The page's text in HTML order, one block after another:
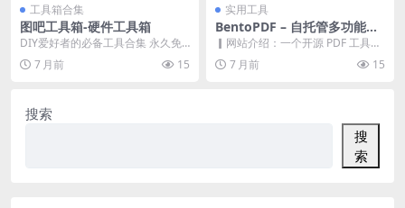
工具箱合集
图吧工具箱-硬件工具箱
DIY爱好者的必备工具合集 永久免
费使用，无广告无插件，纯净安
全，无恶意代码和隐...
7 月前 15
实用工具
BentoPDF – 自托管多功能在
线PDF工具箱
▎网站介绍：一个开源 PDF 工具
箱，所有 PDF 处理均在浏览器本地
完成，无需...
7 月前 15
搜索
搜
索